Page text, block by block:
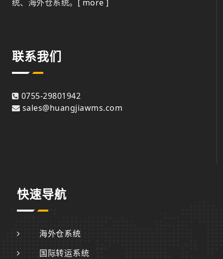
统、海外仓系统。 [ more ]
联系我们
0755-29801942
sales@huangjiawms.com
快速导航
海外仓系统
国际转运系统